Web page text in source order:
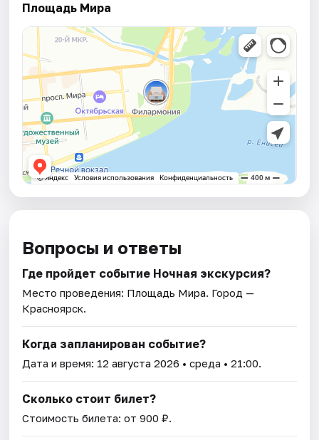
Площадь Мира
Вопросы и ответы
Где пройдет событие Ночная экскурсия?
Место проведения: Площадь Мира. Город —
Красноярск.
Когда запланирован событие?
Дата и время: 12 августа 2026 • среда • 21:00.
Сколько стоит билет?
Стоимость билета: от 900 ₽.